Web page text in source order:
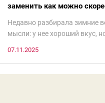
заменить как можно
Недавно разбирала зимние
мысли: у нее хороший вкус,
моды. Вовсе нет.Проблема в
07.11.2025